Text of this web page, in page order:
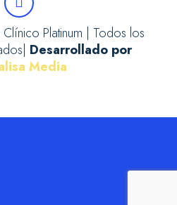
Platinum | Todos los
Desarrollado por
Media